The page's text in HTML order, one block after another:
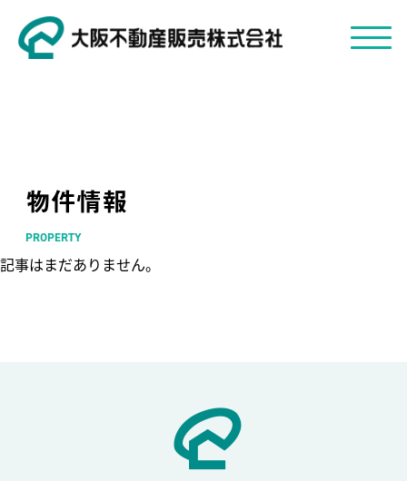
物件情報
PROPERTY
記事はまだありません。